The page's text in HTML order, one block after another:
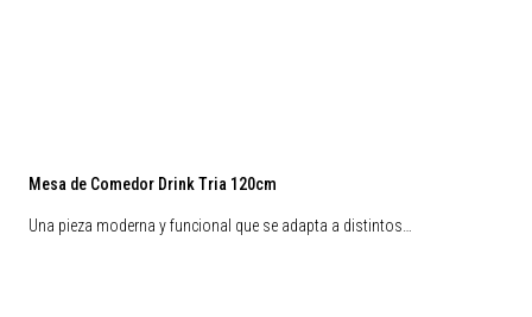
Mesa de Comedor Drink Tria 120cm
Una pieza moderna y funcional que se adapta a distintos…